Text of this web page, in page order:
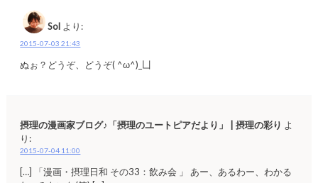
Sol より:
2015-07-03 21:43
ぬぉ？どうぞ、どうぞ( ^ω^)_凵
摂理の漫画家ブログ♪「摂理のユートピアだより」 | 摂理の彩り よ
り:
2015-07-04 11:00
[…] 「漫画・摂理日和 その33：飲み会 」 あー、あるわー、わかる